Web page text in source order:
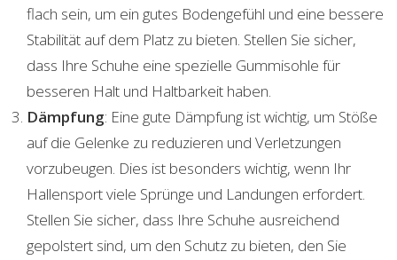
flach sein, um ein gutes Bodengefühl und eine bessere
Stabilität auf dem Platz zu bieten. Stellen Sie sicher,
dass Ihre Schuhe eine spezielle Gummisohle für
besseren Halt und Haltbarkeit haben.
Dämpfung: Eine gute Dämpfung ist wichtig, um Stöße
auf die Gelenke zu reduzieren und Verletzungen
vorzubeugen. Dies ist besonders wichtig, wenn Ihr
Hallensport viele Sprünge und Landungen erfordert.
Stellen Sie sicher, dass Ihre Schuhe ausreichend
gepolstert sind, um den Schutz zu bieten, den Sie